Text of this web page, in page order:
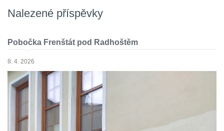
Nalezené příspěvky
Pobočka Frenštát pod Radhoštěm
8. 4. 2026